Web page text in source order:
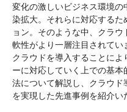
変化の激しいビジネス環境
染拡大。それらに対応する
ョン。そのような中、クラ
軟性がより一層注目されてい
クラウドを導入することによ
ーに対応していく上での基
法について解説し、クラウ
を実現した先進事例を紹介い